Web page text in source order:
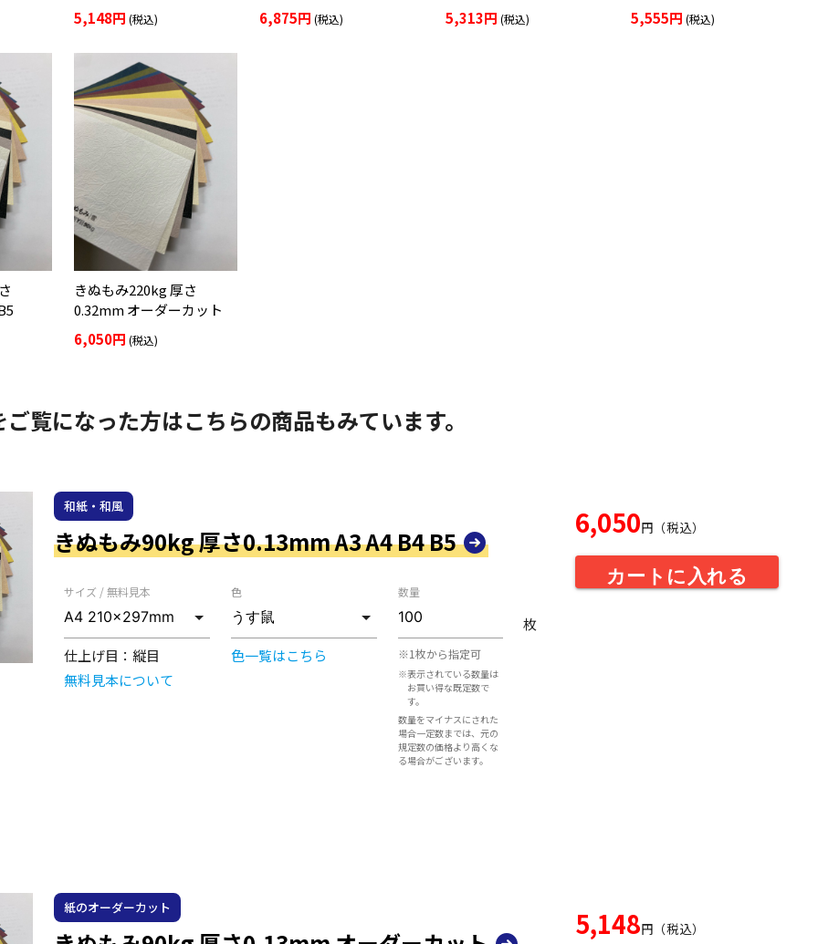
5,148円(税込)
6,875円(税込)
5,313円 (税込)
5,555円 (税込)
きぬもみ220kg 厚さ
0.32mm オーダーカット
6,050円(税込)
覧になった方はこちらの商品もみています。
和紙・和風
きぬもみ90kg 厚さ0.13mm A3 A4 B4 B5
サイズ / 無料見本
仕上げ目： 縦目
無料見本について
色
色一覧はこちら
数量
※1枚から指定可
※表示されている数量は
お買い得な既定数で
す。
数量をマイナスにされた
場合一定数までは、元の
規定数の価格より高くな
る場合がございます。
枚
6,050円（税込）
カートに入れる
紙のオーダーカット 5,148円（税込）